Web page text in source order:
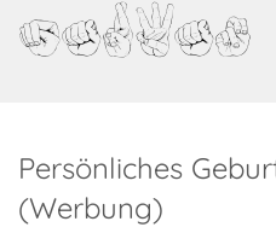
Marwan
Persönliches
(Werbung)